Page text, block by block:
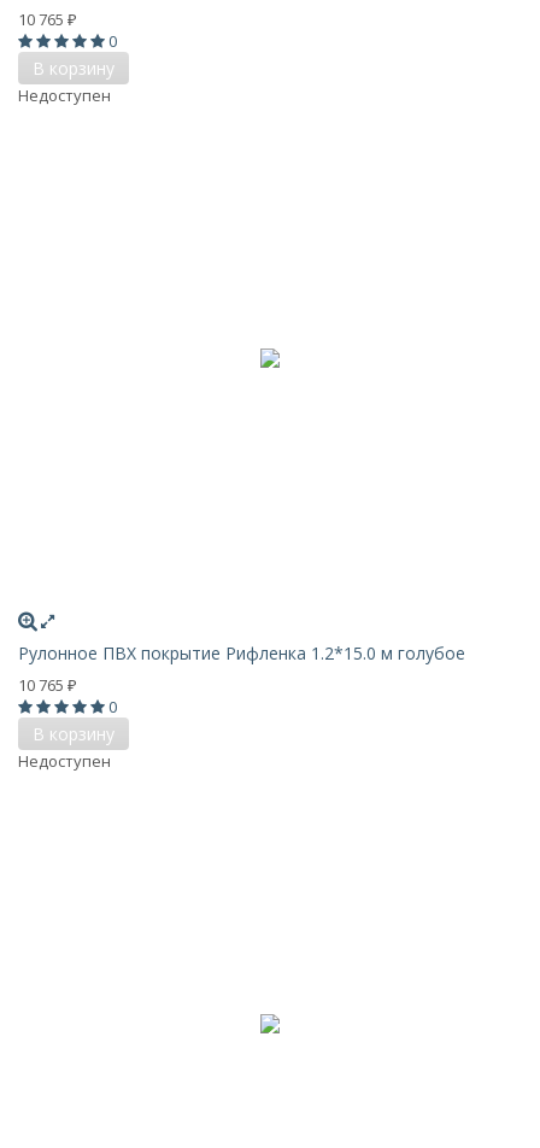
10 765 ₽
0
В корзину
Недоступен
Рулонное ПВХ покрытие Рифленка 1.2*15.0 м голубое
10 765 ₽
0
В корзину
Недоступен